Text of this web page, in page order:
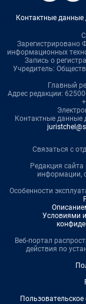
Контактные данные
Зарегистрировано
информационных
Запись о
Учредитель:
Главный
Адрес редакции:
Контактные данные
Связаться с
Редакция сайта
информации,
Особенности
Условиями
Веб-портал
действия по